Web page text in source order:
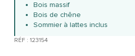
Bois massif
Bois de chêne
Sommier à lattes inclus
RÉF : 123154